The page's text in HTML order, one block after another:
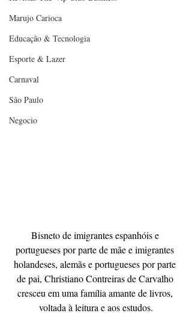
Marujo Carioca
Educação & Tecnologia
Esporte & Lazer
Carnaval
São Paulo
Negocio
Bisneto de imigrantes espanhóis e
portugueses por parte de mãe e imigrantes
holandeses, alemãs e portugueses por parte
de pai, Christiano Contreiras de Carvalho
cresceu em uma família amante de livros,
voltada à leitura e aos estudos.